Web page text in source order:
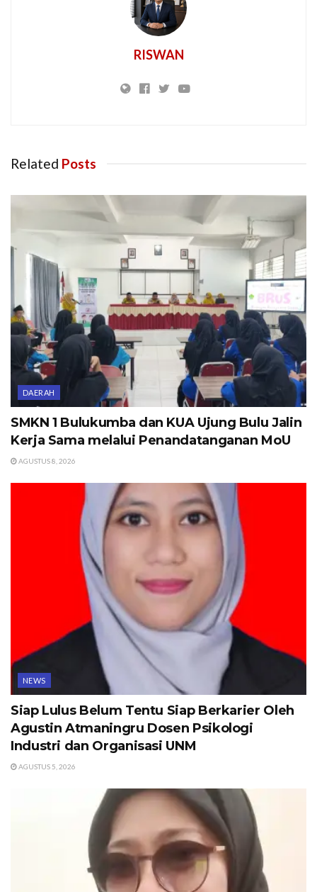
RISWAN
Related Posts
DAERAH
SMKN 1 Bulukumba dan KUA Ujung Bulu Jalin
Kerja Sama melalui Penandatanganan MoU
AGUSTUS 8, 2026
NEWS
Siap Lulus Belum Tentu Siap Berkarier Oleh
Agustin Atmaningru Dosen Psikologi
Industri dan Organisasi UNM
AGUSTUS 5, 2026